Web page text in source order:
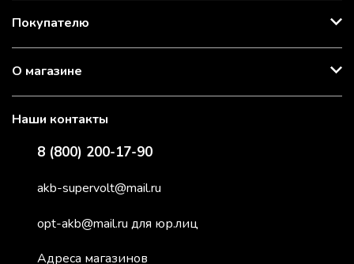
Покупателю
О магазине
Наши контакты
8 (800) 200-17-90
akb-supervolt@mail.ru
opt-akb@mail.ru для юр.лиц
Адреса магазинов